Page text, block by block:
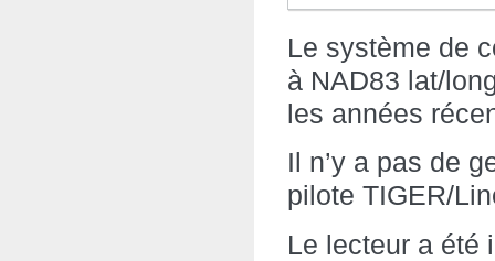
Le système de
à NAD83 lat/
les années
Il n’y a pas de
pilote TIGER/
Le lecteur a été